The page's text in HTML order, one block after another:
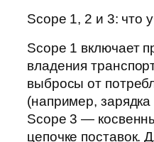
Scope 1, 2 и 3: что
Scope 1 включает
владения
выбросы от
(например,
Scope 3 —
цепочке поставок.